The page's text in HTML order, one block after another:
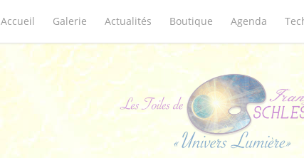
Accueil Galerie Actualités Boutique Agenda